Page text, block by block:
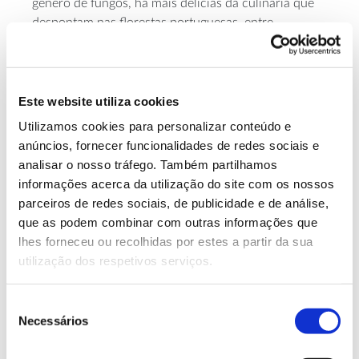
Este website utiliza cookies
Utilizamos cookies para personalizar conteúdo e
anúncios, fornecer funcionalidades de redes sociais e
analisar o nosso tráfego. Também partilhamos
informações acerca da utilização do site com os nossos
parceiros de redes sociais, de publicidade e de análise,
que as podem combinar com outras informações que
lhes forneceu ou recolhidas por estes a partir da sua
utilização dos respetivos serviços.
Necessários
género de fungos, há mais delícias da culinária que
despontam nas florestas portuguesas, entre
pinheiros, castanheiros e carvalhos. Contudo, há
comestíveis, pelo que há que ter cuidado.